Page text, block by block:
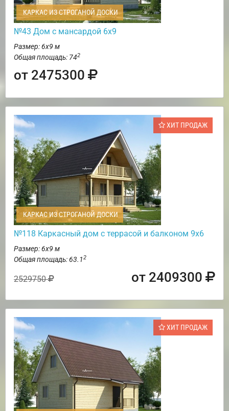
КАРКАС ИЗ СТРОГАНОЙ ДОСКИ
№43 Дом с мансардой 6х9
Размер: 6х9 м
Общая площадь: 742
от 2475300
ХИТ ПРОДАЖ
КАРКАС ИЗ СТРОГАНОЙ ДОСКИ
№118 Каркасный дом с террасой и балконом 9х6
Размер: 6х9 м
Общая площадь: 63.12
2529750 от 2409300
ХИТ ПРОДАЖ